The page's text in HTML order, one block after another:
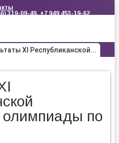
319-09-49, +7 949 453-19-62
XI Республиканской...
олимпиады по